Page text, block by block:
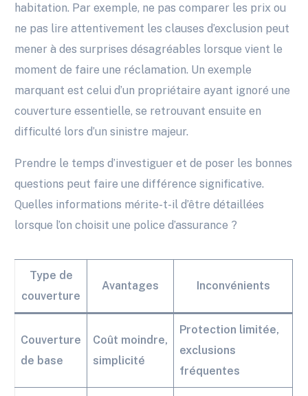
habitation. Par exemple, ne pas comparer les prix ou
ne pas lire attentivement les clauses d’exclusion peut
mener à des surprises désagréables lorsque vient le
moment de faire une réclamation. Un exemple
marquant est celui d’un propriétaire ayant ignoré une
couverture essentielle, se retrouvant ensuite en
difficulté lors d’un sinistre majeur.
Prendre le temps d’investiguer et de poser les bonnes
questions peut faire une différence significative.
Quelles informations mérite-t-il d’être détaillées
lorsque l’on choisit une police d’assurance ?
Type de
couverture
Avantages Inconvénients
Couverture
de base
Coût moindre,
simplicité
Protection limitée,
exclusions
fréquentes